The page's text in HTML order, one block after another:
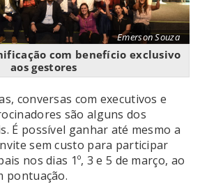
Emerson Souza
com benefício exclusivo
aos gestores
conversas com executivos e
são alguns dos
É possível ganhar até mesmo a
sem custo para participar
nos dias 1º, 3 e 5 de março, ao
pontuação.